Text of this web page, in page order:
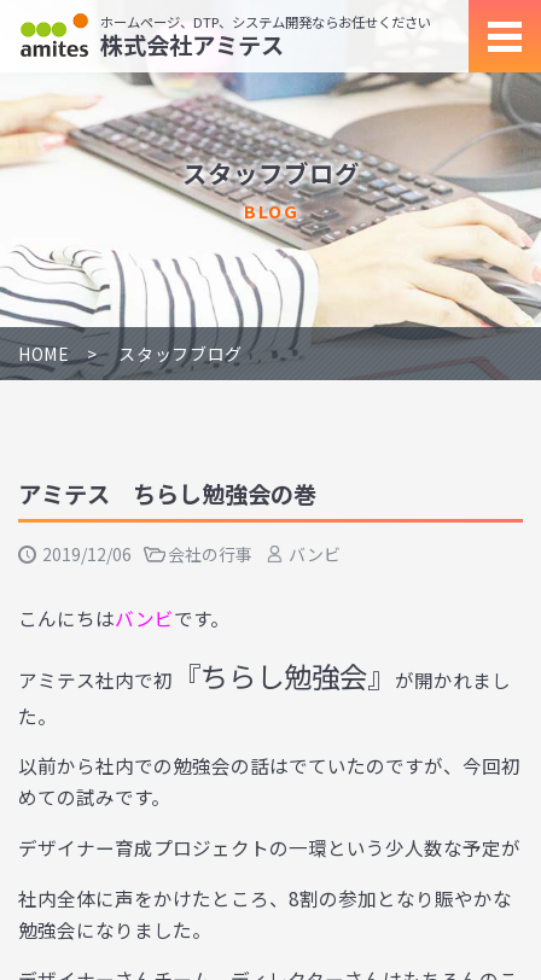
ホームページ、DTP、システム開発ならお任せください
株式会社アミテス
スタッフブログ
BLOG
HOME スタッフブログ
アミテス ちらし勉強会の巻
2019/12/06 会社の行事 バンビ
こんにちはバンビです。
アミテス社内で初 『ちらし勉強会』
が開かれまし
た。
以前から社内での勉強会の話はでていたのですが、今回初
めての試みです。
デザイナー育成プロジェクトの一環という少人数な予定が
社内全体に声をかけたところ、 8割の参加となり賑やかな
勉強会になりました。